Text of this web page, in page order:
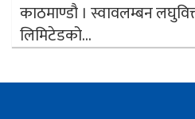
काठमाण्डौ । स्वावलम्बन
लिमिटेडको...